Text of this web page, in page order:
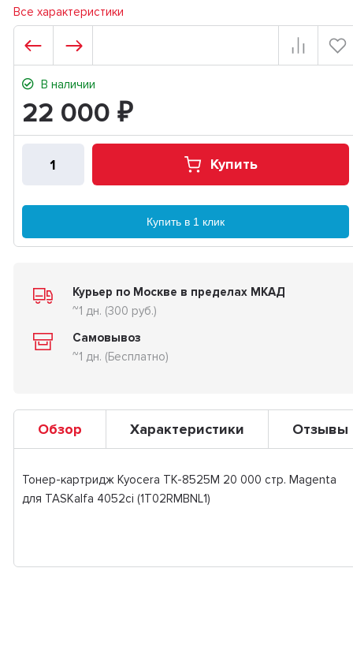
Все характеристики
В наличии
22 000 ₽
Купить
Купить в 1 клик
Курьер по Москве в пределах МКАД
~1 дн. (300 руб.)
Самовывоз
~1 дн. (Бесплатно)
Обзор Характеристики Отзывы
Тонер-картридж Kyocera TK-8525M 20 000 стр. Magenta
для TASKalfa 4052ci (1T02RMBNL1)